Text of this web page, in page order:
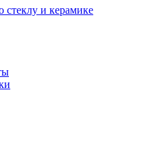
стеклу и керамике